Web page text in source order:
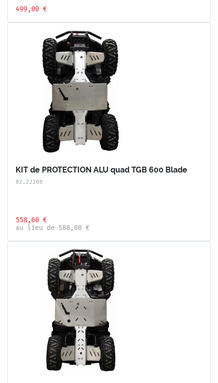
499,00 €
KIT de PROTECTION ALU quad TGB 600 Blade
02.22200
558,60 €
au lieu de 588,00 €